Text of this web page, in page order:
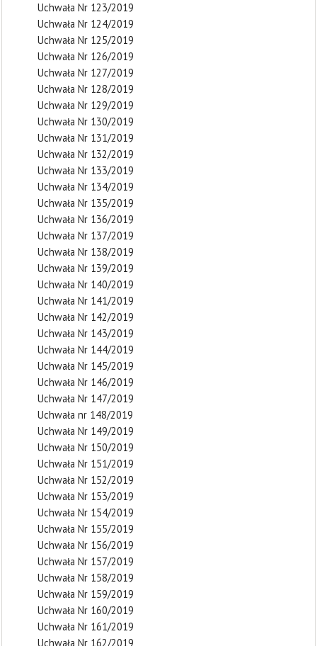
Uchwała Nr 123/2019
Uchwała Nr 124/2019
Uchwała Nr 125/2019
Uchwała Nr 126/2019
Uchwała Nr 127/2019
Uchwała Nr 128/2019
Uchwała Nr 129/2019
Uchwała Nr 130/2019
Uchwała Nr 131/2019
Uchwała Nr 132/2019
Uchwała Nr 133/2019
Uchwała Nr 134/2019
Uchwała Nr 135/2019
Uchwała Nr 136/2019
Uchwała Nr 137/2019
Uchwała Nr 138/2019
Uchwała Nr 139/2019
Uchwała Nr 140/2019
Uchwała Nr 141/2019
Uchwała Nr 142/2019
Uchwała Nr 143/2019
Uchwała Nr 144/2019
Uchwała Nr 145/2019
Uchwała Nr 146/2019
Uchwała Nr 147/2019
Uchwała nr 148/2019
Uchwała Nr 149/2019
Uchwała Nr 150/2019
Uchwała Nr 151/2019
Uchwała Nr 152/2019
Uchwała Nr 153/2019
Uchwała Nr 154/2019
Uchwała Nr 155/2019
Uchwała Nr 156/2019
Uchwała Nr 157/2019
Uchwała Nr 158/2019
Uchwała Nr 159/2019
Uchwała Nr 160/2019
Uchwała Nr 161/2019
Uchwała Nr 162/2019